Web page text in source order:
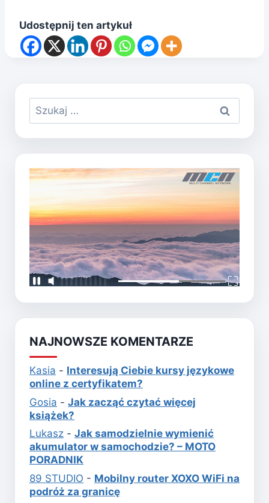
Udostępnij ten artykuł
Szukaj:
NAJNOWSZE KOMENTARZE
Kasia - Interesują Ciebie kursy językowe
online z certyfikatem?
Gosia - Jak zacząć czytać więcej
książek?
Lukasz - Jak samodzielnie wymienić
akumulator w samochodzie? – MOTO
PORADNIK
89 STUDIO - Mobilny router XOXO WiFi na
podróż za granicę